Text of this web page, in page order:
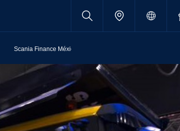
Scania Finance México